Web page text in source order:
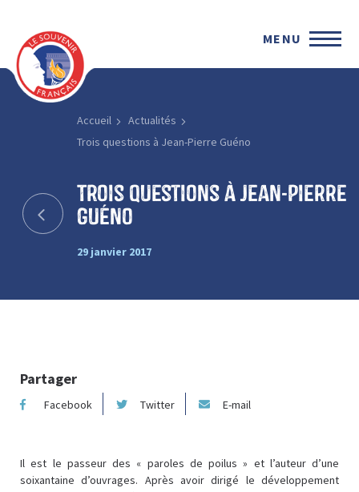
MENU
Accueil
Actualités
Trois questions à Jean-Pierre Guéno
Trois questions à Jean-Pierre
Guéno
29 janvier 2017
Partager
Facebook Twitter E-mail
Il est le passeur des « paroles de poilus » et l’auteur d’une
soixantaine d’ouvrages. Après avoir dirigé le développement